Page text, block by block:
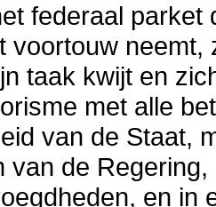
federaal
voortouw
taak kwijt en
met alle
van de Staat,
van de
en in